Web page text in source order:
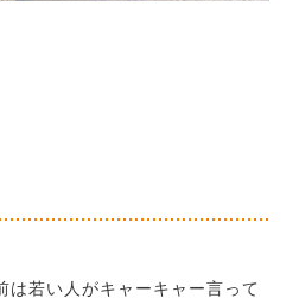
は若い人がキャーキャー言って